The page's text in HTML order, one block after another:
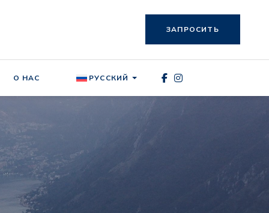
ЗАПРОСИТЬ
О НАС РУССКИЙ